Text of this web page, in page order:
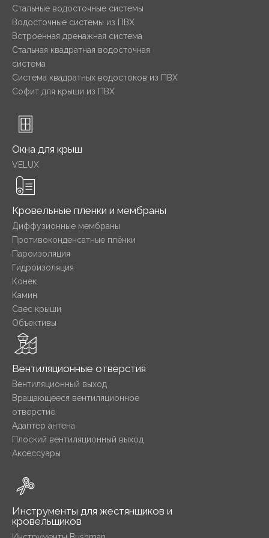
Стальные водосточные системы
Водосточные системы из ПВХ
Встроенная дренажная система
Стальная квадратная водосточная
система
Система квадратных водостоков из ПВХ
Софит для крыши из ПВХ
Окна для крыш
VELUX
Кровельные пленки и мембраны
Диффузионные мембраны
Противоконденсатные плёнки
Пароизоляция
Гидроизоляция
Конёк
Камин
Свес крыши
Объективы
Вентиляционные отверстия
Вентиляционный выход
Вращающееся вентиляционное
отверстие
Адаптер антена
Плоский вентиляционный выход
Аксессуары
Инструменты для жестянщиков и
кровельщиков